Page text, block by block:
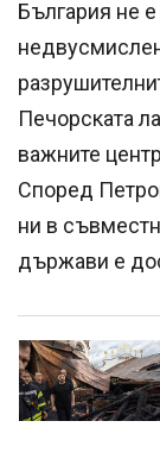
България не
Печорската
важните
Според
ни в
държави е